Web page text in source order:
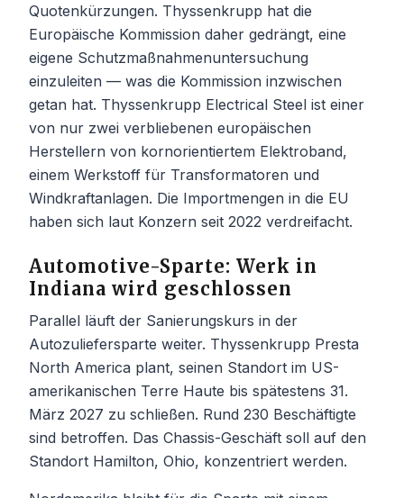
Quotenkürzungen. Thyssenkrupp hat die
Europäische Kommission daher gedrängt, eine
eigene Schutzmaßnahmenuntersuchung
einzuleiten — was die Kommission inzwischen
getan hat. Thyssenkrupp Electrical Steel ist einer
von nur zwei verbliebenen europäischen
Herstellern von kornorientiertem Elektroband,
einem Werkstoff für Transformatoren und
Windkraftanlagen. Die Importmengen in die EU
haben sich laut Konzern seit 2022 verdreifacht.
Automotive-Sparte: Werk in
Indiana wird geschlossen
Parallel läuft der Sanierungskurs in der
Autozuliefersparte weiter. Thyssenkrupp Presta
North America plant, seinen Standort im US-
amerikanischen Terre Haute bis spätestens 31.
März 2027 zu schließen. Rund 230 Beschäftigte
sind betroffen. Das Chassis-Geschäft soll auf den
Standort Hamilton, Ohio, konzentriert werden.